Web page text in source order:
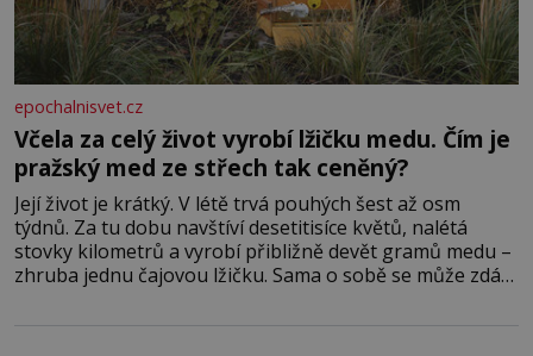
epochalnisvet.cz
Včela za celý život vyrobí lžičku medu. Čím je
pražský med ze střech tak ceněný?
Její život je krátký. V létě trvá pouhých šest až osm
týdnů. Za tu dobu navštíví desetitisíce květů, nalétá
stovky kilometrů a vyrobí přibližně devět gramů medu –
zhruba jednu čajovou lžičku. Sama o sobě se může zdát